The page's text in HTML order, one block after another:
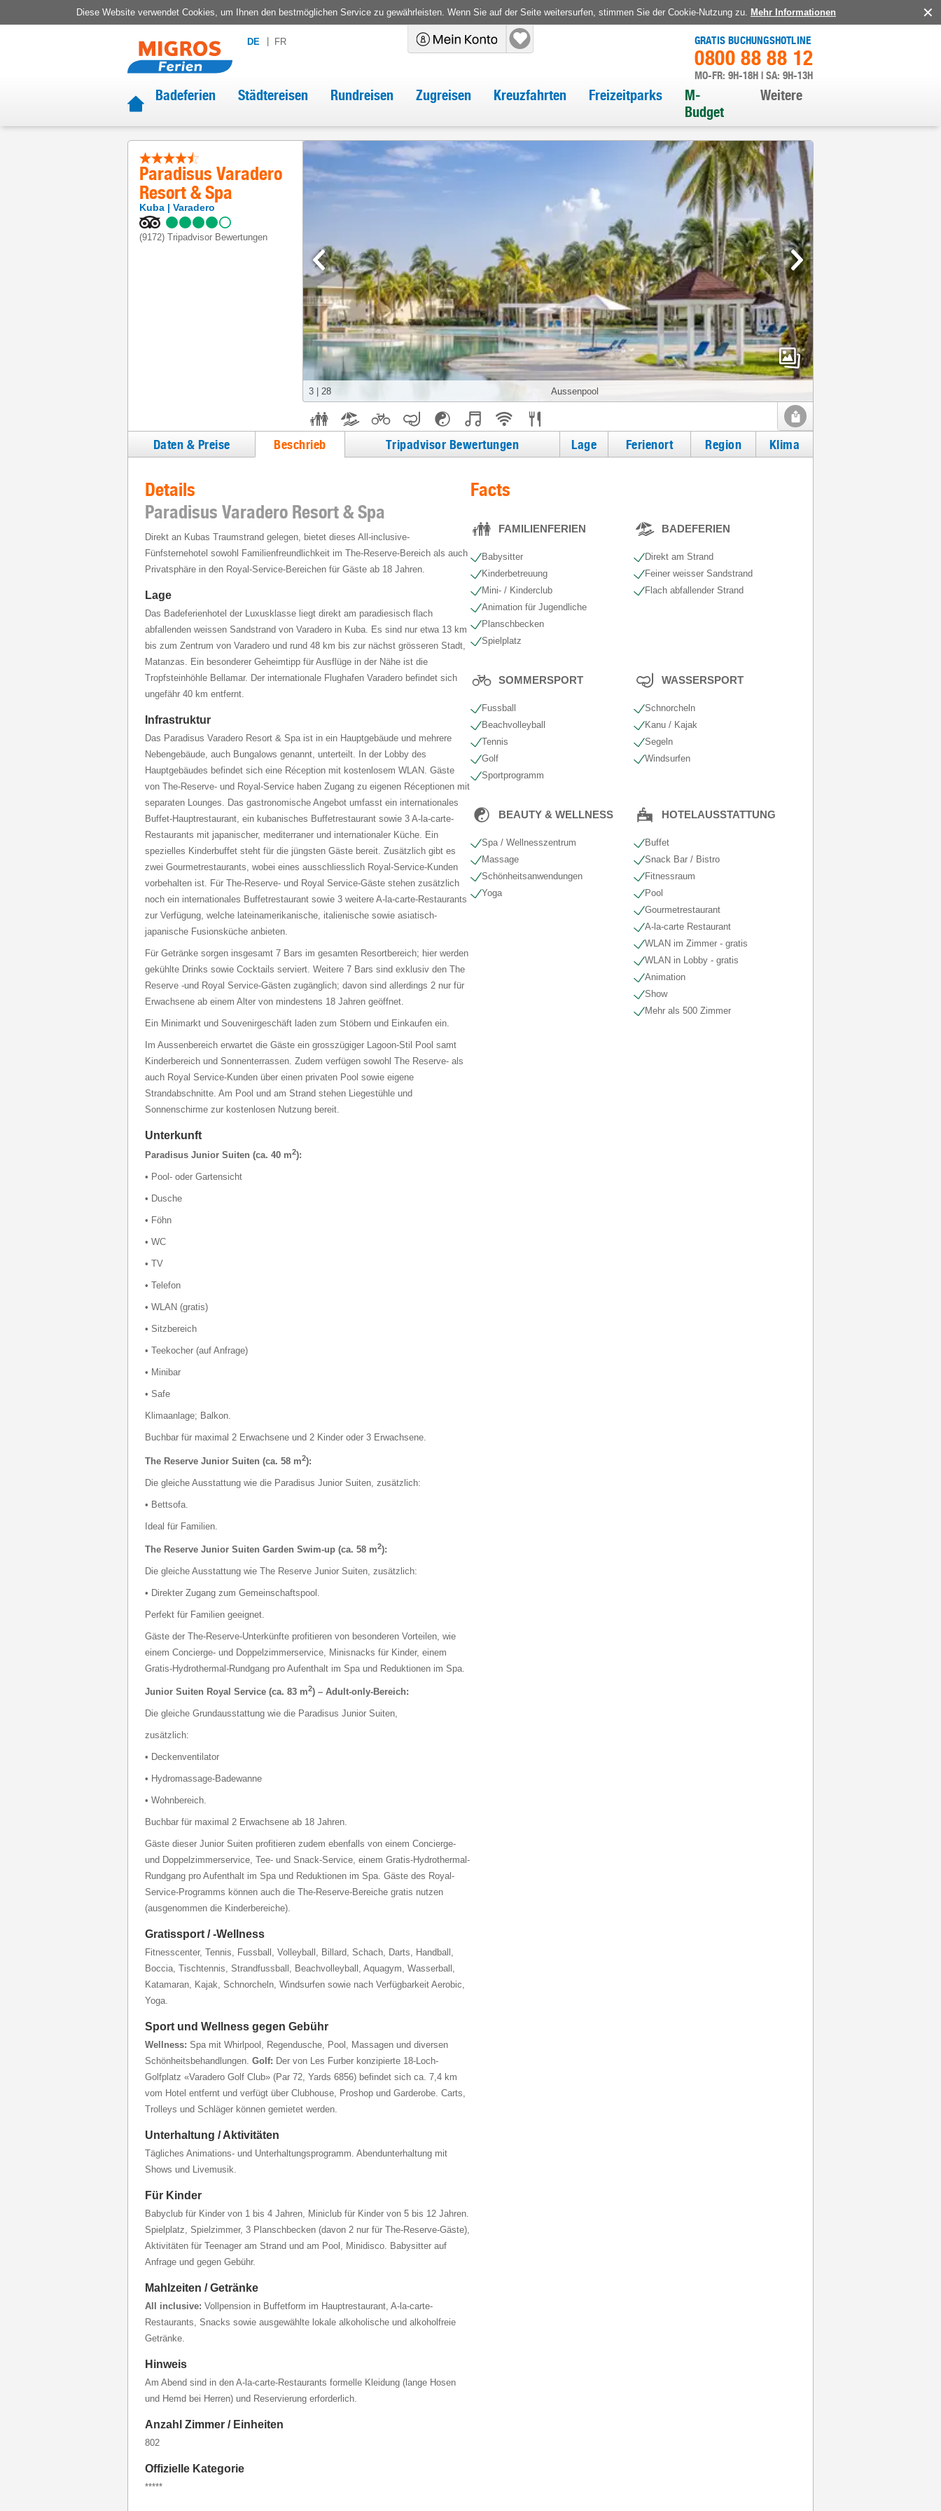
Diese Website verwendet Cookies, um Ihnen den bestmöglichen Service zu gewährleisten. Wenn Sie auf der Seite weitersurfen, stimmen Sie der Cookie-Nutzung zu. Mehr Informationen
DE FR GRATIS BUCHUNGSHOTLINE
0800 88 88 12
MO-FR: 9H-18H | SA: 9H-13H
Badeferien Städtereisen Rundreisen Zugreisen Kreuzfahrten Freizeitparks
M-
Budget
Weitere
Paradisus Varadero
Resort & Spa
Kuba Varadero
(9172) Tripadvisor Bewertungen
Aussenpool
3 28
Daten & Preise Beschrieb Tripadvisor Bewertungen Lage Ferienort Region Klima
Details
Paradisus Varadero Resort & Spa
Direkt an Kubas Traumstrand gelegen, bietet dieses All-inclusive-
Fünfsternehotel sowohl Familienfreundlichkeit im The-Reserve-Bereich als auch
Privatsphäre in den Royal-Service-Bereichen für Gäste ab 18 Jahren.
Lage
Das Badeferienhotel der Luxusklasse liegt direkt am paradiesisch flach
abfallenden weissen Sandstrand von Varadero in Kuba. Es sind nur etwa 13 km
bis zum Zentrum von Varadero und rund 48 km bis zur nächst grösseren Stadt,
Matanzas. Ein besonderer Geheimtipp für Ausflüge in der Nähe ist die
Tropfsteinhöhle Bellamar. Der internationale Flughafen Varadero befindet sich
ungefähr 40 km entfernt.
Infrastruktur
Das Paradisus Varadero Resort & Spa ist in ein Hauptgebäude und mehrere
Nebengebäude, auch Bungalows genannt, unterteilt. In der Lobby des
Hauptgebäudes befindet sich eine Réception mit kostenlosem WLAN. Gäste
von The-Reserve- und Royal-Service haben Zugang zu eigenen Réceptionen mit
separaten Lounges. Das gastronomische Angebot umfasst ein internationales
Buffet-Hauptrestaurant, ein kubanisches Buffetrestaurant sowie 3 A-la-carte-
Restaurants mit japanischer, mediterraner und internationaler Küche. Ein
spezielles Kinderbuffet steht für die jüngsten Gäste bereit. Zusätzlich gibt es
zwei Gourmetrestaurants, wobei eines ausschliesslich Royal-Service-Kunden
vorbehalten ist. Für The-Reserve- und Royal Service-Gäste stehen zusätzlich
noch ein internationales Buffetrestaurant sowie 3 weitere A-la-carte-Restaurants
zur Verfügung, welche lateinamerikanische, italienische sowie asiatisch-
japanische Fusionsküche anbieten.
Für Getränke sorgen insgesamt 7 Bars im gesamten Resortbereich; hier werden
gekühlte Drinks sowie Cocktails serviert. Weitere 7 Bars sind exklusiv den The
Reserve -und Royal Service-Gästen zugänglich; davon sind allerdings 2 nur für
Erwachsene ab einem Alter von mindestens 18 Jahren geöffnet.
Ein Minimarkt und Souvenirgeschäft laden zum Stöbern und Einkaufen ein.
Im Aussenbereich erwartet die Gäste ein grosszügiger Lagoon-Stil Pool samt
Kinderbereich und Sonnenterrassen. Zudem verfügen sowohl The Reserve- als
auch Royal Service-Kunden über einen privaten Pool sowie eigene
Strandabschnitte. Am Pool und am Strand stehen Liegestühle und
Sonnenschirme zur kostenlosen Nutzung bereit.
Unterkunft
Paradisus Junior Suiten (ca. 40 m2):
• Pool- oder Gartensicht
• Dusche
• Föhn
• WC
• TV
• Telefon
• WLAN (gratis)
• Sitzbereich
• Teekocher (auf Anfrage)
• Minibar
• Safe
Klimaanlage; Balkon.
Buchbar für maximal 2 Erwachsene und 2 Kinder oder 3 Erwachsene.
The Reserve Junior Suiten (ca. 58 m2):
Die gleiche Ausstattung wie die Paradisus Junior Suiten, zusätzlich:
• Bettsofa.
Ideal für Familien.
The Reserve Junior Suiten Garden Swim-up (ca. 58 m2):
Die gleiche Ausstattung wie The Reserve Junior Suiten, zusätzlich:
• Direkter Zugang zum Gemeinschaftspool.
Perfekt für Familien geeignet.
Gäste der The-Reserve-Unterkünfte profitieren von besonderen Vorteilen, wie
einem Concierge- und Doppelzimmerservice, Minisnacks für Kinder, einem
Gratis-Hydrothermal-Rundgang pro Aufenthalt im Spa und Reduktionen im Spa.
Junior Suiten Royal Service (ca. 83 m2) – Adult-only-Bereich:
Die gleiche Grundausstattung wie die Paradisus Junior Suiten,
zusätzlich:
• Deckenventilator
• Hydromassage-Badewanne
• Wohnbereich.
Buchbar für maximal 2 Erwachsene ab 18 Jahren.
Gäste dieser Junior Suiten profitieren zudem ebenfalls von einem Concierge-
und Doppelzimmerservice, Tee- und Snack-Service, einem Gratis-Hydrothermal-
Rundgang pro Aufenthalt im Spa und Reduktionen im Spa. Gäste des Royal-
Service-Programms können auch die The-Reserve-Bereiche gratis nutzen
(ausgenommen die Kinderbereiche).
Gratissport / -Wellness
Fitnesscenter, Tennis, Fussball, Volleyball, Billard, Schach, Darts, Handball,
Boccia, Tischtennis, Strandfussball, Beachvolleyball, Aquagym, Wasserball,
Katamaran, Kajak, Schnorcheln, Windsurfen sowie nach Verfügbarkeit Aerobic,
Yoga.
Sport und Wellness gegen Gebühr
Wellness: Spa mit Whirlpool, Regendusche, Pool, Massagen und diversen
Schönheitsbehandlungen. Golf: Der von Les Furber konzipierte 18-Loch-
Golfplatz «Varadero Golf Club» (Par 72, Yards 6856) befindet sich ca. 7,4 km
vom Hotel entfernt und verfügt über Clubhouse, Proshop und Garderobe. Carts,
Trolleys und Schläger können gemietet werden.
Unterhaltung / Aktivitäten
Tägliches Animations- und Unterhaltungsprogramm. Abendunterhaltung mit
Shows und Livemusik.
Für Kinder
Babyclub für Kinder von 1 bis 4 Jahren, Miniclub für Kinder von 5 bis 12 Jahren.
Spielplatz, Spielzimmer, 3 Planschbecken (davon 2 nur für The-Reserve-Gäste),
Aktivitäten für Teenager am Strand und am Pool, Minidisco. Babysitter auf
Anfrage und gegen Gebühr.
Mahlzeiten / Getränke
All inclusive: Vollpension in Buffetform im Hauptrestaurant, A-la-carte-
Restaurants, Snacks sowie ausgewählte lokale alkoholische und alkoholfreie
Getränke.
Hinweis
Am Abend sind in den A-la-carte-Restaurants formelle Kleidung (lange Hosen
und Hemd bei Herren) und Reservierung erforderlich.
Anzahl Zimmer / Einheiten
802
Offizielle Kategorie
*****
Facts
FAMILIENFERIEN
Babysitter
Kinderbetreuung
Mini- / Kinderclub
Animation für Jugendliche
Planschbecken
Spielplatz
BADEFERIEN
Direkt am Strand
Feiner weisser Sandstrand
Flach abfallender Strand
SOMMERSPORT
Fussball
Beachvolleyball
Tennis
Golf
Sportprogramm
WASSERSPORT
Schnorcheln
Kanu / Kajak
Segeln
Windsurfen
BEAUTY & WELLNESS
Spa / Wellnesszentrum
Massage
Schönheits​anwendungen
Yoga
HOTELAUSSTATTUNG
Buffet
Snack Bar / Bistro
Fitnessraum
Pool
Gourmetrestaurant
A-la-carte Restaurant
WLAN im Zimmer - gratis
WLAN in Lobby - gratis
Animation
Show
Mehr als 500 Zimmer